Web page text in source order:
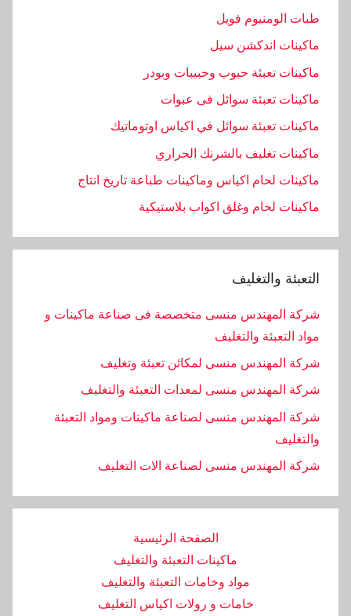
طبات الومنيوم فويل
ماكينات اندكشن سيل
ماكينات تعبئة حبوب وحبيبات وبودر
ماكينات تعبئة سوائل فى عبوات
ماكينات تعبئة سوائل في اكياس اوتوماتيك
ماكينات تغليف بالشرنك الحراري
ماكينات لحام اكياس وماكينات طباعة تاريخ انتاج
ماكينات لحام وغلق اكواب بلاستيكية
التعبئة والتغليف
شركة المهندس منسى متخصصة فى صناعة ماكينات و
مواد التعبئة والتغليف
شركة المهندس منسى لمكائن تعبئة وتغليف
شركة المهندس منسى لمعدات التعبئة والتغليف
شركة المهندس منسى لصناعة ماكينات ومواد التعبئة
والتغليف
‏شركة المهندس منسى لصناعة الات التغليف
الصفحة الرئيسية
ماكينات التعبئة والتغليف
مواد وخامات التعبئة والتغليف
خامات و رولات اكياس التغليف